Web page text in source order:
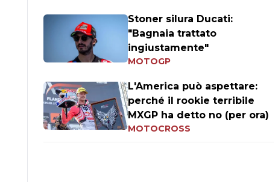
Stoner silura Ducati:
"Bagnaia trattato
ingiustamente"
MOTOGP
L'America può aspettare:
perché il rookie terribile
MXGP ha detto no (per ora)
MOTOCROSS